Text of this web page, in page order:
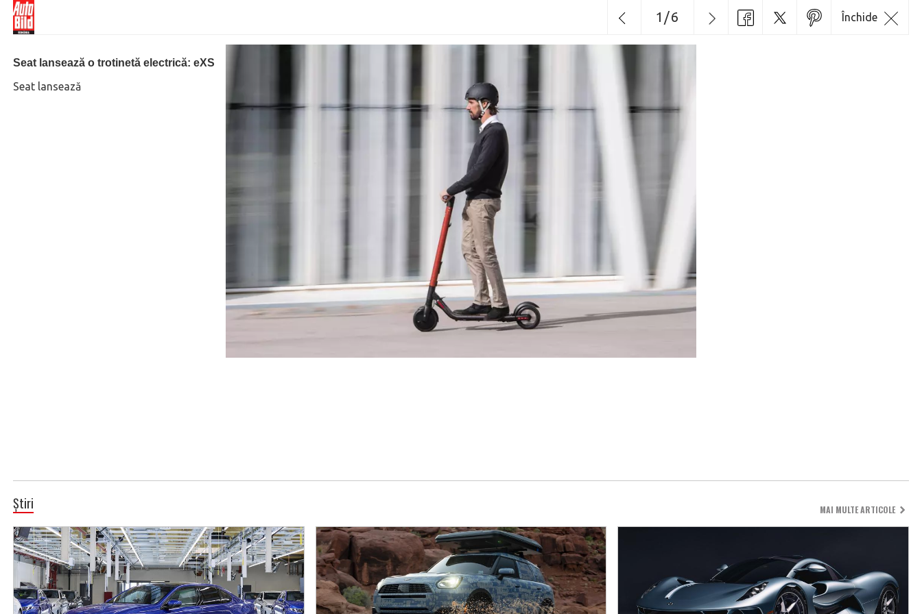
Seat lansează o trotinetă electrică: eXS
Seat lansează
Închide
1 /6
Știri MAI MULTE ARTICOLE